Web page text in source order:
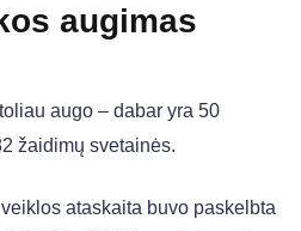
augimas
augo – dabar yra 50
žaidimų svetainės.
ataskaita buvo paskelbta